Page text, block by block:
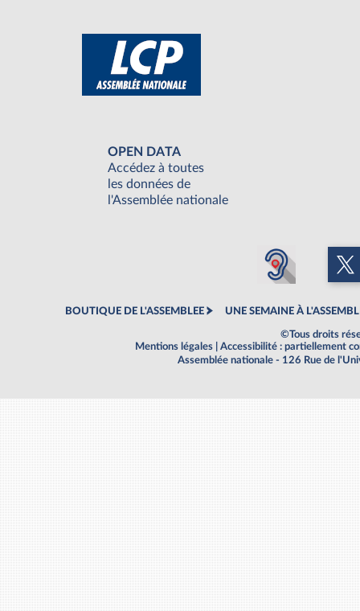
OPEN DATA
Accédez à toutes
les données de
l'Assemblée nationale
BOUTIQUE DE L'ASSEMBLEE UNE SEMAINE À
©Tous droits
Mentions légales
Accessibilité : partiellement
Assemblée nationale - 126 Rue de